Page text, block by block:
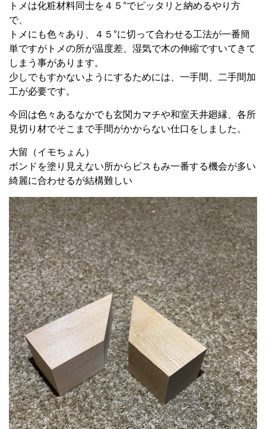
トメは化粧材料同士を４５°でピッタリと納めるやり方
で、
トメにも色々あり、４５°に切って合わせる工法が一番簡
単ですがトメの所が温度差、湿気で木の伸縮ですいてきて
しまう事があります。
少しでもすかないようにするためには、一手間、二手間加
工が必要です。
今回は色々あるなかでも玄関カマチや和室天井廻縁、各所
見切り材でそこまで手間がかからない仕口をしました。
大留（イモちょん）
ボンドを塗り見えない所からビスもみ一番する機会が多い
綺麗に合わせるが結構難しい